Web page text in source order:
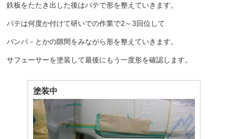
鉄板をたたき出した後はパテで形を整えていきます。
パテは何度か付けて研いでの作業で2～3回位して
バンパ－とかの隙間をみながら形を整えていきます。
サフェーサーを塗装して最後にもう一度形を確認します。
塗装中